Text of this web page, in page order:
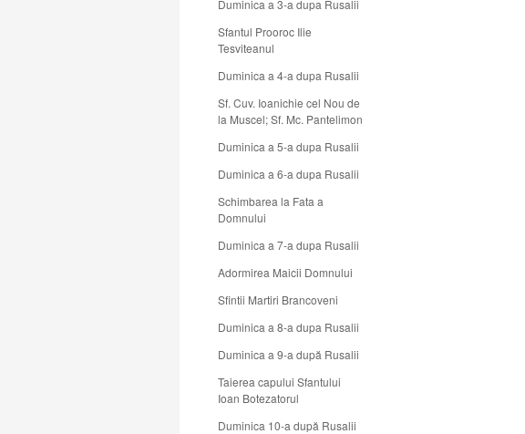
Duminica a 3-a dupa Rusalii
Sfantul Prooroc Ilie
Tesviteanul
Duminica a 4-a dupa Rusalii
Sf. Cuv. Ioanichie cel Nou de
la Muscel; Sf. Mc. Pantelimon
Duminica a 5-a dupa Rusalii
Duminica a 6-a dupa Rusalii
Schimbarea la Fata a
Domnului
Duminica a 7-a dupa Rusalii
Adormirea Maicii Domnului
Sfintii Martiri Brancoveni
Duminica a 8-a dupa Rusalii
Duminica a 9-a după Rusalii
Taierea capului Sfantului
Ioan Botezatorul
Duminica 10-a după Rusalii